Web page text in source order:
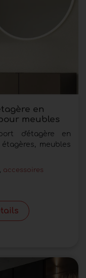
en
meubles
d'étagère en
meubles
accessoires